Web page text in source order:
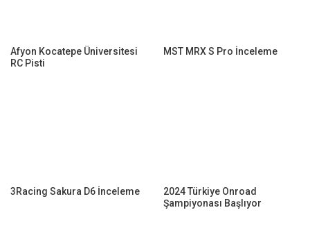
Afyon Kocatepe Üniversitesi
RC Pisti
MST MRX S Pro İnceleme
3Racing Sakura D6 İnceleme
2024 Türkiye Onroad
Şampiyonası Başlıyor